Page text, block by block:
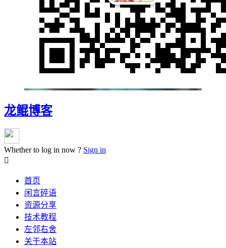
龙鲲博客
Whether to log in now ? Sign in

首页
闲言碎语
资源分享
技术教程
左邻右舍
关于本站